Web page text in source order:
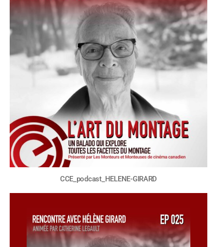
CCE_podcast_HELENE-GIRARD